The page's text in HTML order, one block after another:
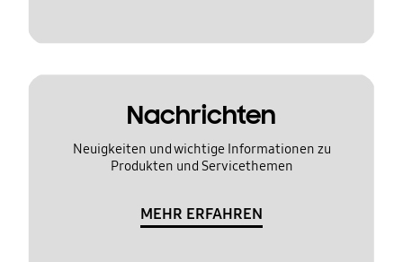
Nachrichten
Neuigkeiten und wichtige Informationen zu
Produkten und Servicethemen
MEHR ERFAHREN